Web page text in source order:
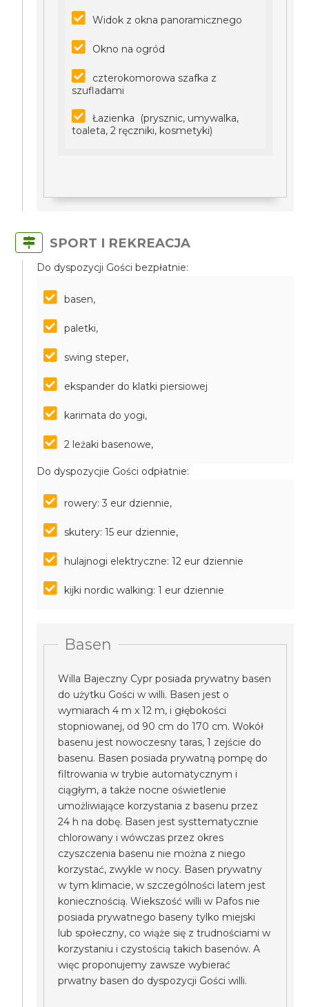
Widok z okna panoramicznego
Okno na ogród
czterokomorowa szafka z
szufladami
Łazienka (prysznic, umywalka,
toaleta, 2 ręczniki, kosmetyki)
SPORT I REKREACJA
Do dyspozycji Gości bezpłatnie:
basen,
paletki,
swing steper,
ekspander do klatki piersiowej
karimata do yogi,
2 leżaki basenowe,
Do dyspozycjie Gości odpłatnie:
rowery: 3 eur dziennie,
skutery: 15 eur dziennie,
hulajnogi elektryczne: 12 eur dziennie
kijki nordic walking: 1 eur dziennie
Basen
Willa Bajeczny Cypr posiada prywatny basen
do użytku Gości w willi. Basen jest o
wymiarach 4 m x 12 m, i głębokości
stopniowanej, od 90 cm do 170 cm. Wokół
basenu jest nowoczesny taras, 1 zejście do
basenu. Basen posiada prywatną pompę do
filtrowania w trybie automatycznym i
ciągłym, a także nocne oświetlenie
umożliwiające korzystania z basenu przez
24 h na dobę. Basen jest systtematycznie
chlorowany i wówczas przez okres
czyszczenia basenu nie można z niego
korzystać, zwykle w nocy. Basen prywatny
w tym klimacie, w szczególności latem jest
koniecznością. Wiekszość willi w Pafos nie
posiada prywatnego baseny tylko miejski
lub społeczny, co wiąże się z trudnościami w
korzystaniu i czystością takich basenów. A
więc proponujemy zawsze wybierać
prwatny basen do dyspozycji Gości willi.